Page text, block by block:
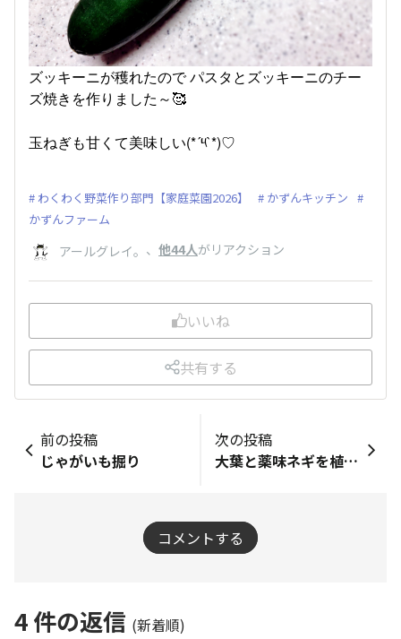
ズッキーニが穫れたので パスタとズッキーニのチー
ズ焼きを作りました～🥰
玉ねぎも甘くて美味しい(*´༥`*)♡
わくわく野菜作り部門【家庭菜園2026】
かずんキッチン
かずんファーム
アールグレイ。 、 他44人がリアクション
いいね
共有する
前の投稿
じゃがいも掘り
次の投稿
大葉と薬味ネギを植えました
コメントする
4件の返信 (新着順)